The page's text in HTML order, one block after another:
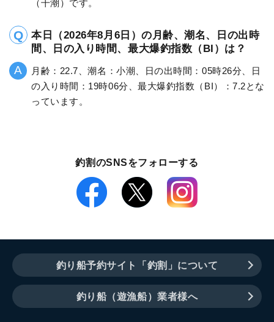
（干潮）です。
本日（2026年8月6日）の月齢、潮名、日の出時
間、日の入り時間、最大爆釣指数（BI）は？
月齢：22.7、潮名：小潮、日の出時間：05時26分、日
の入り時間：19時06分、最大爆釣指数（BI）：7.2とな
っています。
釣割のSNSをフォローする
釣り船予約サイト「釣割」について
釣り船（遊漁船）業者様へ